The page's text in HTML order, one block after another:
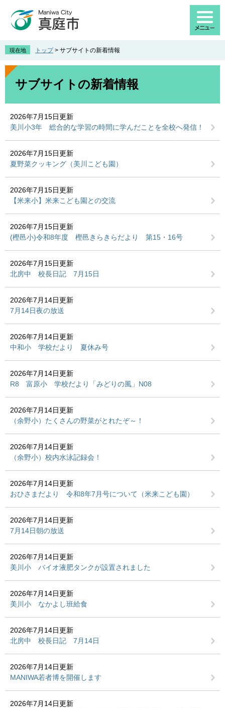
先
す
を
し
現在地 トップ > サブサイトの新着情報
本
サブサイトの新着情報
2026年7月15日更新
美川小3年 総合的な学習の時間に学んだことを全校へ発信！
2026年7月15日更新
夏野菜クッキング（美川こども園）
2026年7月15日更新
【米来小】米来こども園との交流
2026年7月15日更新
(樫邑小)令和8年度 樫邑きらきらだより 第15・16号
2026年7月15日更新
北房中 校長日記 7月15日
2026年7月14日更新
7月14日夜の放送
2026年7月14日更新
中和小 学校だより 夏休み号
2026年7月14日更新
R8 富原小 学校だより「みどりの風」N08
2026年7月14日更新
（余野小）たくさんの野菜がとれたぞ～！
2026年7月14日更新
（余野小）校内水泳記録会！
2026年7月14日更新
おひさまだより 令和8年7月号について（米来こども園）
2026年7月14日更新
7月14日朝の放送
2026年7月14日更新
美川小 バイオ液肥タンクが設置されました
2026年7月14日更新
美川小 なかよし班給食
2026年7月14日更新
北房中 校長日記 7月14日
2026年7月14日更新
MANIWA若者博を開催します
2026年7月14日更新